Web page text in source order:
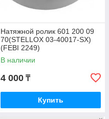
Натяжной ролик 601 200 09
70(STELLOX 03-40017-SX)
(FEBI 2249)
В наличии
4 000 ₸
Купить